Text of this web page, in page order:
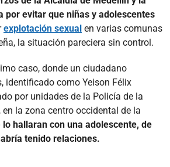
por evitar que niñas y adolescentes
explotación sexual en varias comunas
la situación pareciera sin control.
caso, donde un ciudadano
identificado como Yeison Félix
por unidades de la Policía de la
la zona centro occidental de la
lo hallaran con una adolescente, de
tenido relaciones.